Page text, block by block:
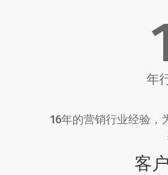
年
16年的营销行业经验，
客